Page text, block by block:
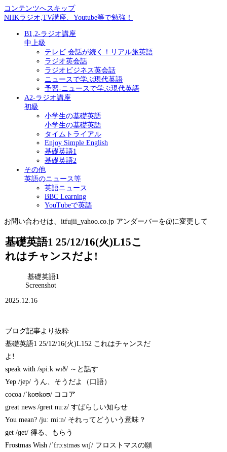
コンテンツへスキップ
NHKラジオ,TV講座、Youtube等で勉強！
B1,2-ラジオ講座
中上級
テレビ 会話が続く！リアル旅英語
ラジオ英会話
ラジオビジネス英会話
ニュースで学ぶ現代英語
予習-ニュースで学ぶ現代英語
A2-ラジオ講座
初級
小学生の基礎英語
小学生の基礎英語
タイムトライアル
Enjoy Simple English
基礎英語1
基礎英語2
その他
英語のニュース等
英語ニュース
BBC Learning
YouTubeで英語
お問い合わせは、itfujii_yahoo.co.jp アンダーバーを@に変更して
基礎英語1 25/12/16(火)L15こ
れはチャンスだよ!
基礎英語1
Screenshot
2025.12.16
ブログ記事より抜粋
基礎英語1 25/12/16(火)L152 これはチャンスだ
よ!
speak with /spiːk wɪð/ ～と話す
Yep /jep/ うん、そうだよ（口語）
cocoa /ˈkoʊkoʊ/ ココア
great news /ɡreɪt nuːz/ すばらしい知らせ
You mean? /juː miːn/ それってどういう意味？
get /ɡet/ 得る、もらう
Frostmas Wish /ˈfrɔːstməs wɪʃ/ フロストマスの願